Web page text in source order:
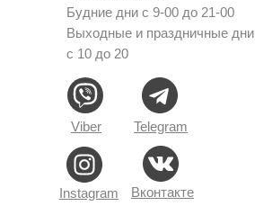
Будние дни с 9-00 до 21-00
Выходные и праздничные дни
с 10 до 20
Telegram
Viber
Instagram Вконтакте